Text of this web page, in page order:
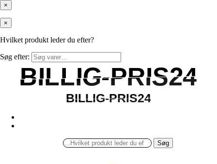
×
×
Hvilket produkt leder du efter?
Søg efter:
BILLIG-PRIS24
BILLIG-PRIS24
BILLIG-PRIS24
BILLIG-PRIS24
Søg